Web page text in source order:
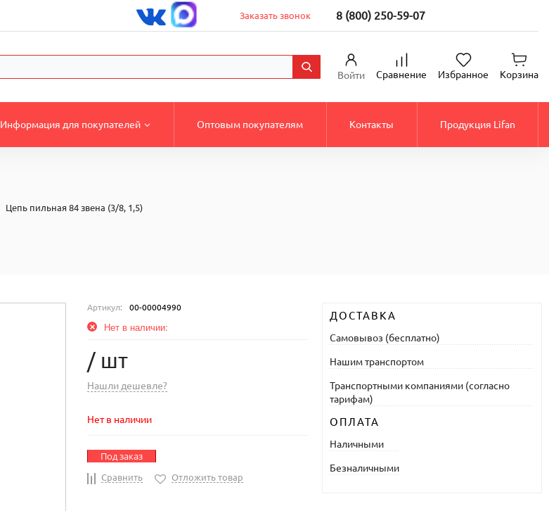
Заказать звонок 8 (800) 250-59-07
Войти Сравнение Избранное Корзина
Информация для покупателей Оптовым покупателям Контакты Продукция Lifan
Цепь пильная 84 звена (3/8, 1,5)
Артикул: 00-00004990
Нет в наличии:
/ шт
Нашли дешевле?
Нет в наличии
Под заказ
Сравнить Отложить товар
ДОСТАВКА
Самовывоз (бесплатно)
Нашим транспортом
Транспортными компаниями (согласно
тарифам)
ОПЛАТА
Наличными
Безналичными